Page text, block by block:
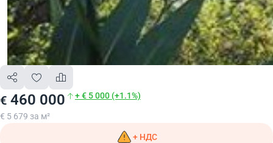
€ 460 000 + € 5 000 (+1.1%)
€ 5 679 за м²
+ НДС